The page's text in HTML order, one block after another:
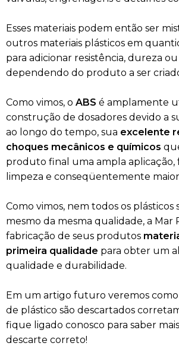
Esses materiais podem então ser
outros materiais plásticos em
para adicionar resistência, dureza
dependendo do produto a ser
Como vimos, o ABS é amplamente
construção de dosadores devido a
ao longo do tempo, sua excelente
choques mecânicos e químicos
produto final uma ampla aplicação,
limpeza e conseqüentemente
Como vimos, nem todos os plásticos
mesmo da mesma qualidade, a Mar
fabricação de seus produtos
primeira qualidade para obter um
qualidade e durabilidade.
Em um artigo futuro veremos como
de plástico são descartados
fique ligado conosco para saber
descarte correto!